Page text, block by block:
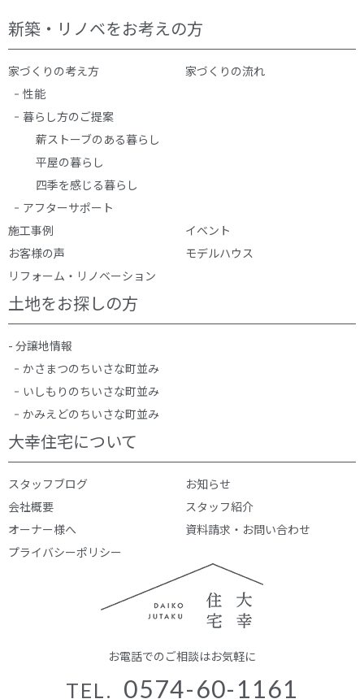
お電話でのご相談はお気軽に
TEL. 0574-60-1161
新築・リノベをお考えの方
家づくりの考え方
性能
暮らし方のご提案
薪ストーブのある暮らし
平屋の暮らし
四季を感じる暮らし
アフターサポート
家づくりの流れ
施工事例
イベント
お客様の声
モデルハウス
リフォーム・リノベーション
土地をお探しの方
- 分譲地情報
かさまつのちいさな町並み
いしもりのちいさな町並み
かみえどのちいさな町並み
大幸住宅について
スタッフブログ
お知らせ
会社概要
スタッフ紹介
オーナー様へ
資料請求・お問い合わせ
プライバシーポリシー